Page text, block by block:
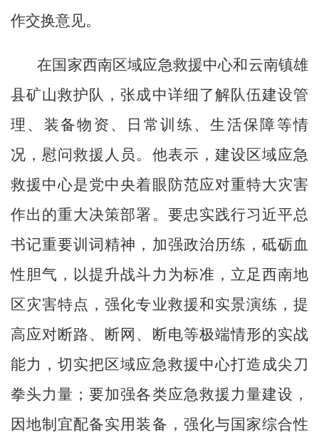
作交换意见。
在国家西南区域应急救援中心和云南镇雄
县矿山救护队，张成中详细了解队伍建设管
理、装备物资、日常训练、生活保障等情
况，慰问救援人员。他表示，建设区域应急
救援中心是党中央着眼防范应对重特大灾害
作出的重大决策部署。要忠实践行习近平总
书记重要训词精神，加强政治历练，砥砺血
性胆气，以提升战斗力为标准，立足西南地
区灾害特点，强化专业救援和实景演练，提
高应对断路、断网、断电等极端情形的实战
能力，切实把区域应急救援中心打造成尖刀
拳头力量；要加强各类应急救援力量建设，
因地制宜配备实用装备，强化与国家综合性